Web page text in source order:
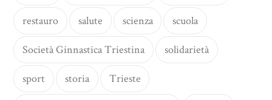
restauro salute scienza scuola
Società Ginnastica Triestina solidarietà
sport storia Trieste